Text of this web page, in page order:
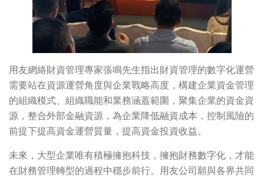
用友網絡財資管理專家張鳴先生指出財資管理的數字化運營
需要站在資源運營角度與企業戰略高度，構建企業資金管理
的組織模式、組織職能和業務涵蓋範圍，聚集企業的資金資
源，整合外部金融資源，為企業降低融資成本，控制風險的
前提下提高資金運營質量，提高資金投資收益。
未來，大型企業唯有積極擁抱科技，擁抱財務數字化，才能
在財務管理轉型的過程中穩步前行。用友公司願與各界共同